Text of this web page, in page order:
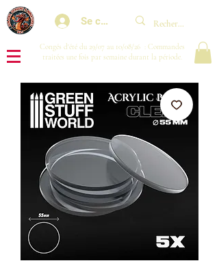
Se connecter
Congés d'été du 29/07 au 10/08/26 : Commandes
traitées une fois par semaine durant la période.